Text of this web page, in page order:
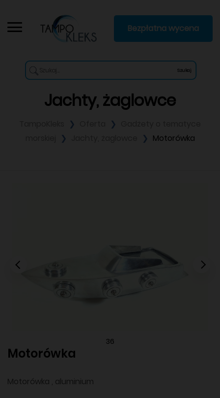
Szukaj
Bezpłatna wycena
Jachty, żaglowce
Motorówka
36
Motorówka
Motorówka , aluminium